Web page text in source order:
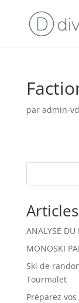
par admin-
ANALYSE DU
MONOSKI
Ski de
Tourmalet
Préparez